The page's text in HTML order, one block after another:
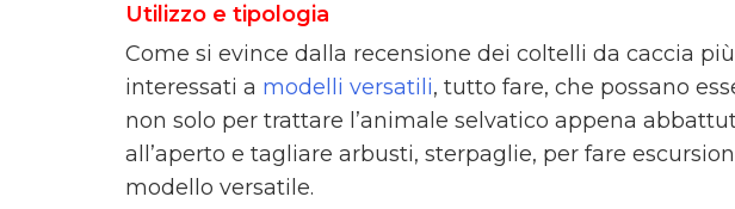
Utilizzo e tipologia
Come si evince dalla recensione dei coltelli da caccia
interessati a modelli versatili, tutto fare, che possano
non solo per trattare l’animale selvatico appena
all’aperto e tagliare arbusti, sterpaglie, per fare
modello versatile.